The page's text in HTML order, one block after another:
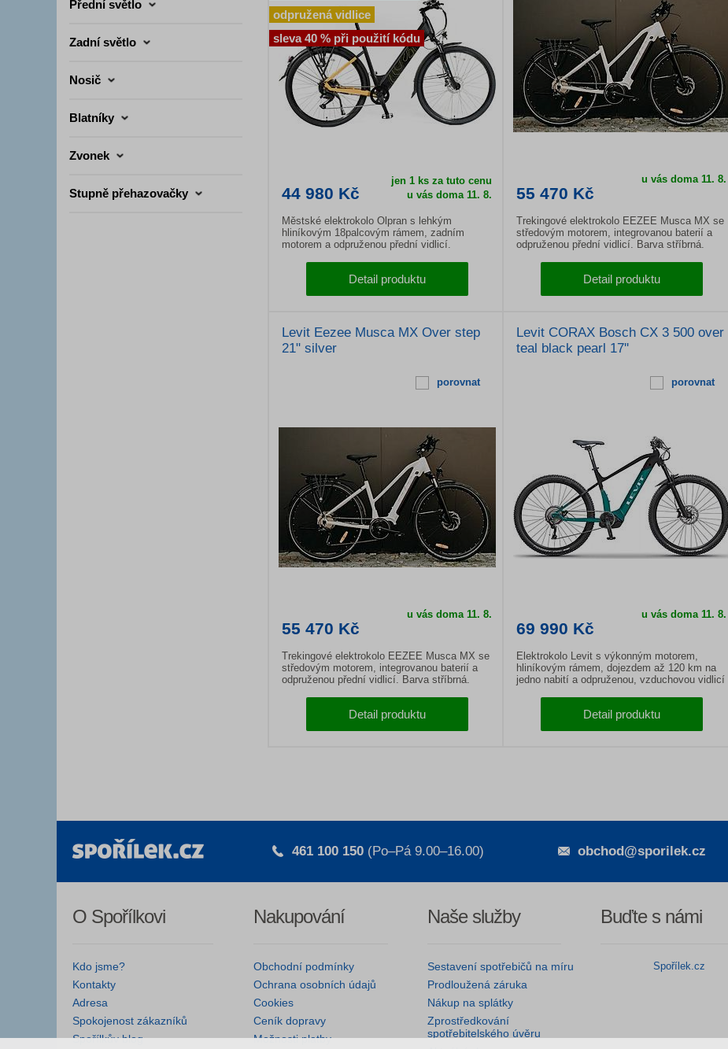
44 980 Kč
jen 1 ks za tuto cenu
u vás doma 11. 8.
Městské elektrokolo Olpran s lehkým
hliníkovým 18palcovým rámem, zadním
motorem a odpruženou přední vidlicí.
Detail produktu
odpružená vidlice
sleva 40 % při použití kódu
55 470 Kč
u vás doma 11. 8.
Trekingové elektrokolo EEZEE Musca MX se
středovým motorem, integrovanou baterií a
odpruženou přední vidlicí. Barva stříbrná.
Detail produktu
Levit Eezee Musca MX Over step
21" silver
porovnat
55 470 Kč
u vás doma 11. 8.
Trekingové elektrokolo EEZEE Musca MX se
středovým motorem, integrovanou baterií a
odpruženou přední vidlicí. Barva stříbrná.
Detail produktu
Levit CORAX Bosch CX 3 500 over
teal black pearl 17''
porovnat
69 990 Kč
u vás doma 11. 8.
Elektrokolo Levit s výkonným motorem,
hliníkovým rámem, dojezdem až 120 km na
jedno nabití a odpruženou, vzduchovou vidlicí
Detail produktu
Přední světlo
Zadní světlo
Nosič
Blatníky
Zvonek
Stupně přehazovačky
461 100 150 (Po–Pá 9.00–16.00) obchod@sporilek.cz
O Spořílkovi
Kdo jsme?
Kontakty
Adresa
Spokojenost zákazníků
Spořílkův blog
Nakupování
Obchodní podmínky
Ochrana osobních údajů
Cookies
Ceník dopravy
Možnosti platby
Naše služby
Sestavení spotřebičů na míru
Prodloužená záruka
Nákup na splátky
Zprostředkování
spotřebitelského úvěru
Buďte s námi
Spořílek.cz